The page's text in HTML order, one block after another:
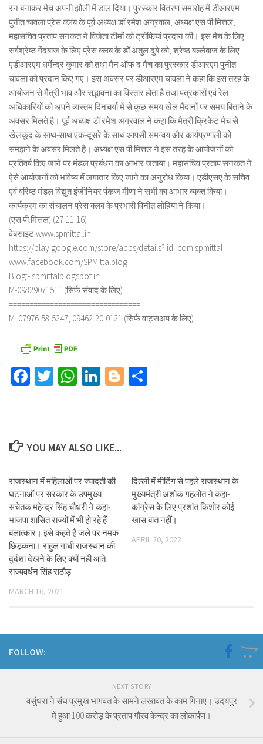
रन बनाकर मैच अपनी झौली में डाल दिया। पुरस्कार वितरण समारोह में डीआरएम
पुनीत चावला प्रेस क्लब के पूर्व अध्यक्ष डॉ रमेश अग्रवाल, अध्यक्ष एस पी मित्तल,
महासचिव प्रताप सनकत ने विजेता टीमों को ट्रॉफियां प्रदान की। इस मैच के लिए
सर्वश्रेष्ठ गेंदबाज के लिए प्रेस क्लब के डॉ अतुल दुबे को, श्रेष्ठ बल्लेबाज के लिए
एडीआरएम धर्मेन्द्र कुमार को तथा मैन ऑफ द मैच का पुरस्कार डीआरएम पुनीत
चावला को प्रदान किए गए। इस अवसर पर डीआरएम चावला ने कहा कि इस तरह के
आयोजन से मैत्री भाव और सद्भावना का विस्तार होता है तथा पत्रकारों एवं रेल
अधिकारियों को अपने व्यस्तम दिनचर्या में से कुछ समय खेल मैदानों पर समय बिताने के
अवसर मिलते है। पूर्व अध्यक्ष डॉ रमेश अग्रवाल ने कहा कि मैत्री क्रिकेट मैच से
खेलकूद के साथ-साथ एक-दूसरे के साथ आपसी समन्वय और कार्यप्रणाली को
समझने के अवसर मिलते है। अध्यक्ष एस पी मित्तल ने इस तरह के आयोजनों को
प्रतिवर्ष किए जाने पर मंडल प्रबंधन का आभार जताया। महासचिव प्रताप सनकत ने
ऐसे आयोजनों को भविष्य में लगातार किए जाने का अनुरोध किया। एडीएसए के सचिव
एवं वरिष्ठ मंडल विद्युत इंजीनियर पंकज मीणा ने सभी का आभार व्यक्त किया।
कार्यक्रम का संचालन प्रेस क्लब के प्रभारी विनीत लोहिया ने किया।
(एस.पी.मित्तल) (27-11-16)
वेबसाइट www.spmittal.in
https://play.google.com/store/apps/details? id=com.spmittal
www.facebook.com/SPMittalblog
Blog:- spmittalblogspot.in
M-09829071511 (सिर्फ संवाद के लिए)
================================
M: 07976-58-5247, 09462-20-0121 (सिर्फ वाट्सअप के लिए)
Facebook
TwitterWhatsApp
LinkedIn
Blogger
YOU MAY ALSO LIKE...
राजस्थान में महिलाओं पर ज्यादती की
घटनाओं पर सरकार के उपमुख्य
सचेतक महेन्द्र सिंह चौधरी ने कहा-
भाजपा शासित राज्यों में भी हो रहे हैं
बलात्कार। इसे कहते हैं जले पर नमक
छिड़कना। राहुल गांधी राजस्थान की
दुर्दशा देखने के लिए क्यों नहीं आते-
राज्यवर्धन सिंह राठौड़
MARCH 16, 2021
दिल्ली में मीटिंग से पहले राजस्थान के
मुख्यमंत्री अशोक गहलोत ने कहा-
कांग्रेस के लिए प्रशांत किशोर कोई
खास बात नहीं।
APRIL 20, 2022
FOLLOW:
NEXT STORY
वसुंधरा ने संघ प्रमुख भागवत के सामने लखावत के काम गिनाए। उदयपुर
में हुआ 100 करोड़ के प्रताप गौरव केन्द्र का लोकार्पण।